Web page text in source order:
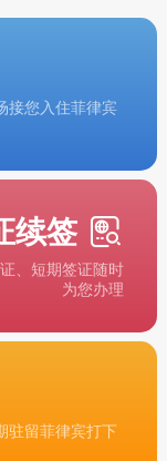
接您入住菲律宾
续签
、短期签证随时
为您办理
驻留菲律宾打下